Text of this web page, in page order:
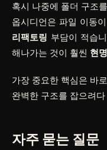
혹시 나중에 폴더 구조
옵시디언은 파일 이동
리팩토링 부담이 적습
해나가는 것이 훨씬 현
가장 중요한 핵심은 바로
완벽한 구조를 잡으려
자주 묻는 질문